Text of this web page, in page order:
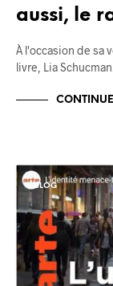
aussi, le
À l'occasion de sa
livre, Lia
BLOG